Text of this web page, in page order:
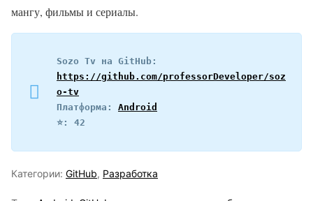
мангу, фильмы и сериалы.
https://github.com/professorDeveloper/soz
o-tv
Платформа: Android
⭐️: 42
Категории: GitHub, Разработка